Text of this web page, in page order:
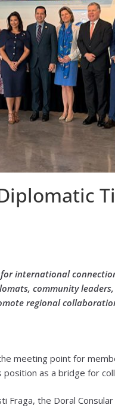
international
community
regional
meeting point for
as a bridge for
Fraga, the Doral